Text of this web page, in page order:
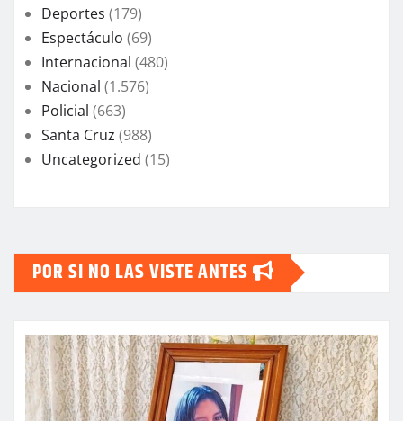
Deportes (179)
Espectáculo (69)
Internacional (480)
Nacional (1.576)
Policial (663)
Santa Cruz (988)
Uncategorized (15)
POR SI NO LAS VISTE ANTES